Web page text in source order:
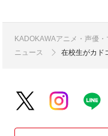
KADOKAWAアニメ・声優
ニュース
在校生がカド